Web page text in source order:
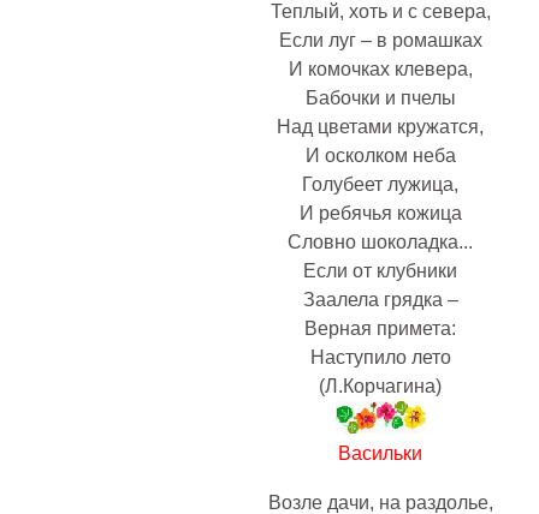
Теплый, хоть и с севера,
Если луг – в ромашках
И комочках клевера,
Бабочки и пчелы
Над цветами кружатся,
И осколком неба
Голубеет лужица,
И ребячья кожица
Словно шоколадка...
Если от клубники
Заалела грядка –
Верная примета:
Наступило лето
(Л.Корчагина)
Васильки
Возле дачи, на раздолье,